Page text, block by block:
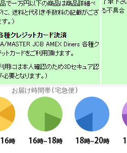
お届け時間帯(宅急便)